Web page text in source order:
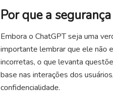
Por que a
Embora o ChatGPT seja uma
importante lembrar que ele não
incorretas, o que levanta
base nas interações dos
confidencialidade.